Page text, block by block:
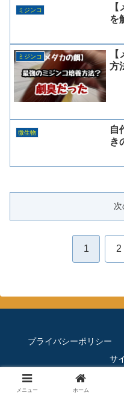
ミジンコ
を
ミジンコ
方
微生物
自
き
1 2
プライバシーポリシー
サ
© 2019 ほ
メニュー ホーム